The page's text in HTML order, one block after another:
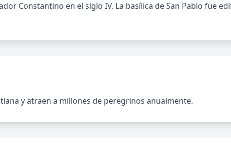
Constantino en el siglo IV. La basílica de San Pablo fue
y atraen a millones de peregrinos anualmente.